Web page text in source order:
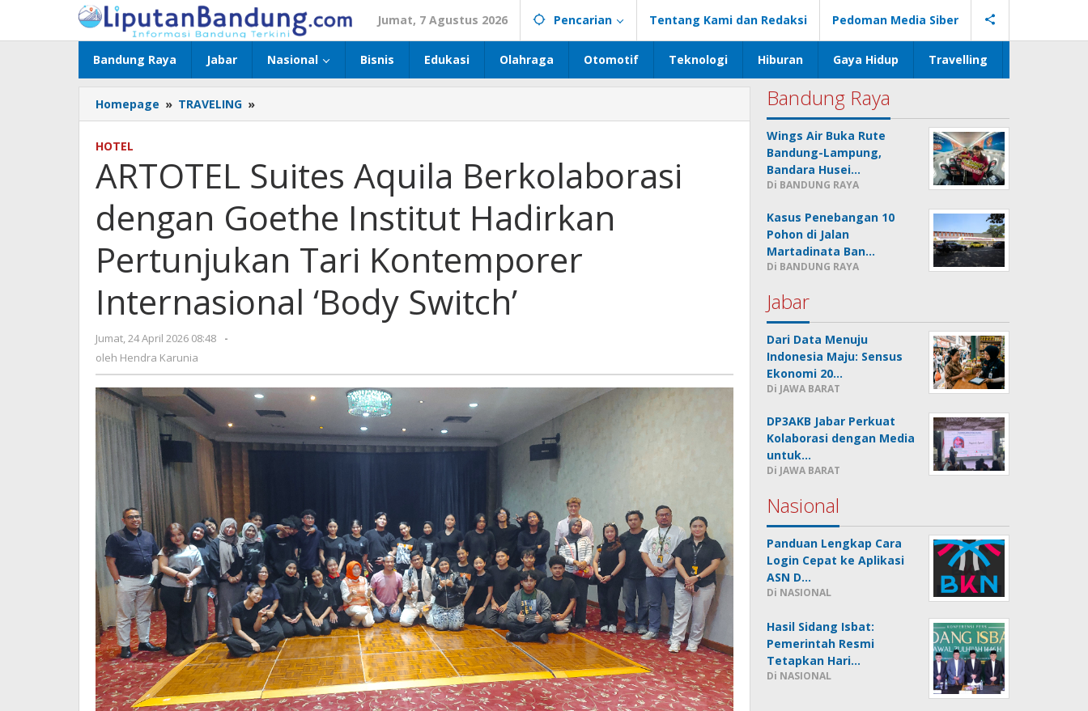
konten
Jumat, 7 Agustus 2026 Pencarian Tentang Kami dan Redaksi Pedoman Media Siber
Bandung Raya Jabar Nasional Bisnis Edukasi Olahraga Otomotif Teknologi Hiburan Gaya Hidup Travelling
Homepage » TRAVELING »
Suites
dengan
Goethe
Institut
Hadirkan
Tari
Kontemporer
Internasional
'Body
HOTEL
ARTOTEL Suites Aquila Berkolaborasi
dengan Goethe Institut Hadirkan
Pertunjukan Tari Kontemporer
Internasional ‘Body Switch’
Jumat, 24 April 2026 08:48
oleh
-
oleh Hendra Karunia
Bandung Raya
Wings Air Buka Rute
Bandung-Lampung,
Bandara Husei…
Di BANDUNG RAYA
Kasus Penebangan 10
Pohon di Jalan
Martadinata Ban…
Di BANDUNG RAYA
Jabar
Dari Data Menuju
Indonesia Maju: Sensus
Ekonomi 20…
Di JAWA BARAT
DP3AKB Jabar Perkuat
Kolaborasi dengan Media
untuk…
Di JAWA BARAT
Nasional
Panduan Lengkap Cara
Login Cepat ke Aplikasi
ASN D…
Di NASIONAL
Hasil Sidang Isbat:
Pemerintah Resmi
Tetapkan Hari…
Di NASIONAL